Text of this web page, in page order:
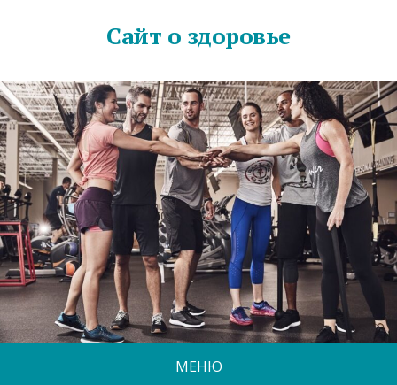
Сайт о здоровье
МЕНЮ